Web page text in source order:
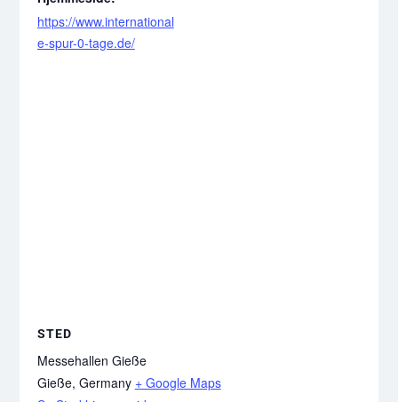
https://www.international
e-spur-0-tage.de/
STED
Messehallen Gieße
Gieße, Germany + Google Maps